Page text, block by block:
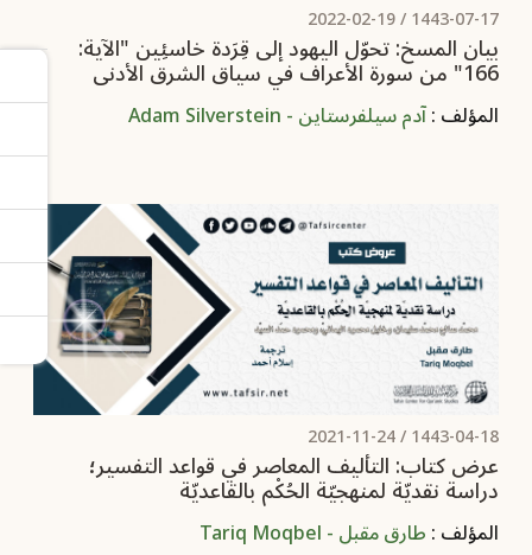
1443-07-17 /
2022-02-19
بيان المسخ: تحوّل اليهود إلى قِرَدة خاسئِين "الآية:
166" من سورة الأعراف في سياق الشرق الأدنى
المؤلف :آدم سيلفرستاين - Adam Silverstein
1443-04-18 /
2021-11-24
عرض كتاب: التأليف المعاصر في قواعد التفسير؛
دراسة نقديّة لمنهجيّة الحُكْم بالقاعديّة
المؤلف :طارق مقبل - Tariq Moqbel